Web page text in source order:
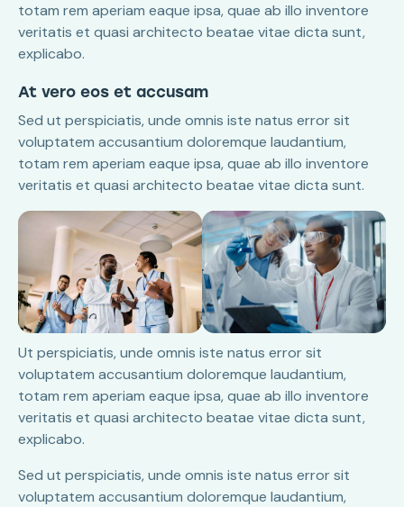
totam rem aperiam eaque ipsa, quae ab illo inventore
veritatis et quasi architecto beatae vitae dicta sunt,
explicabo.
At vero eos et accusam
Sed ut perspiciatis, unde omnis iste natus error sit
voluptatem accusantium doloremque laudantium,
totam rem aperiam eaque ipsa, quae ab illo inventore
veritatis et quasi architecto beatae vitae dicta sunt.
Ut perspiciatis, unde omnis iste natus error sit
voluptatem accusantium doloremque laudantium,
totam rem aperiam eaque ipsa, quae ab illo inventore
veritatis et quasi architecto beatae vitae dicta sunt,
explicabo.
Sed ut perspiciatis, unde omnis iste natus error sit
voluptatem accusantium doloremque laudantium,